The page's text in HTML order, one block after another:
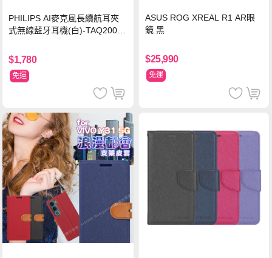
PHILIPS AI麥克風長續航耳夾
式無線藍牙耳機(白)-TAQ2000
$1,780
免運
ASUS ROG XREAL R1 AR眼
鏡 黑
$25,990
免運